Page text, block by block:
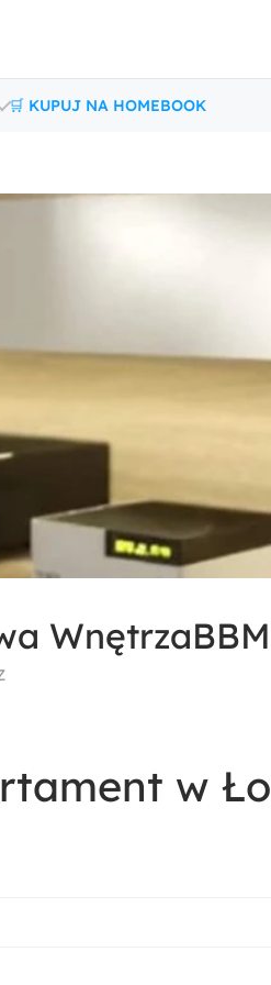
🛒 KUPUJ NA HOMEBOOK
WnętrzaBBM
w